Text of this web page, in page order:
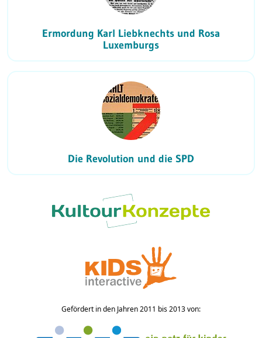
Ermordung Karl Liebknechts und Rosa
Luxemburgs
Die Revolution und die SPD
Gefördert in den Jahren 2011 bis 2013 von: